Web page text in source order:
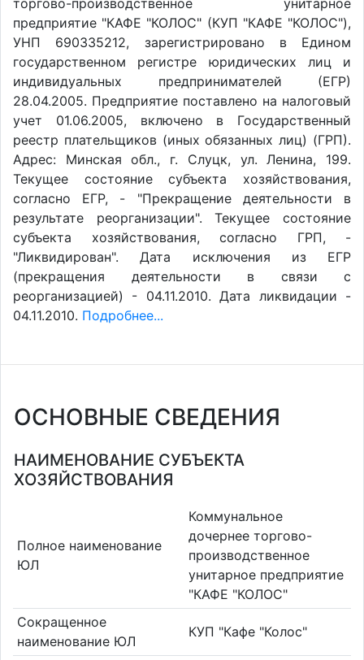
торгово-производственное унитарное
предприятие "КАФЕ "КОЛОС" (КУП "КАФЕ "КОЛОС"),
УНП 690335212, зарегистрировано в Едином
государственном регистре юридических лиц и
индивидуальных предпринимателей (ЕГР)
28.04.2005. Предприятие поставлено на налоговый
учет 01.06.2005, включено в Государственный
реестр плательщиков (иных обязанных лиц) (ГРП).
Адрес: Минская обл., г. Слуцк, ул. Ленина, 199.
Текущее состояние субъекта хозяйствования,
согласно ЕГР, - "Прекращение деятельности в
результате реорганизации". Текущее состояние
субъекта хозяйствования, согласно ГРП, -
"Ликвидирован". Дата исключения из ЕГР
(прекращения деятельности в связи с
реорганизацией) - 04.11.2010. Дата ликвидации -
04.11.2010. Подробнее...
ОСНОВНЫЕ СВЕДЕНИЯ
НАИМЕНОВАНИЕ СУБЪЕКТА
ХОЗЯЙСТВОВАНИЯ
Полное наименование
ЮЛ
Коммунальное
дочернее торгово-
производственное
унитарное предприятие
"КАФЕ "КОЛОС"
Сокращенное
наименование ЮЛ
КУП "Кафе "Колос"